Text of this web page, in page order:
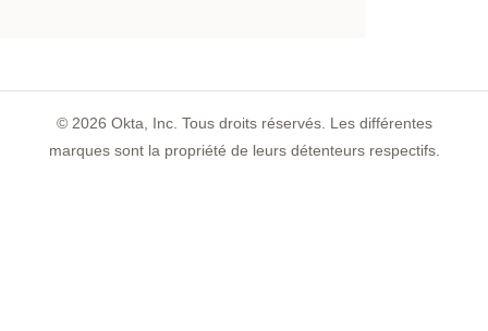
© 2026 Okta, Inc. Tous droits réservés. Les différentes
marques sont la propriété de leurs détenteurs respectifs.